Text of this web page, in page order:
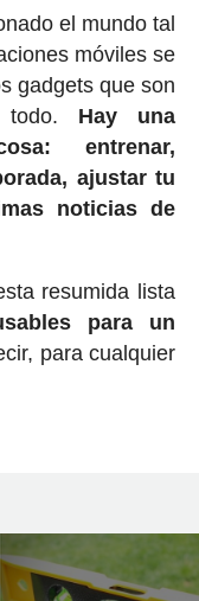
el mundo tal
móviles se
gadgets que son
todo. Hay una
entrenar,
ajustar tu
noticias de
resumida lista
para un
para cualquier